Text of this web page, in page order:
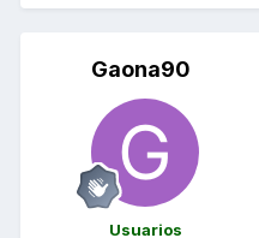
Gaona90
Usuarios